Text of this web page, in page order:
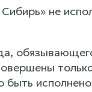
не
быть